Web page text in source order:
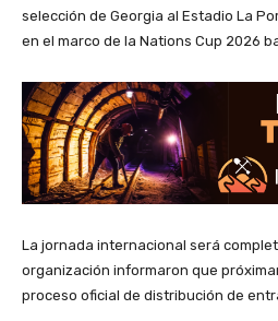
selección de Georgia al Estadio La
en el marco de la Nations Cup 2026
La jornada internacional será
organización informaron que
proceso oficial de distribución de